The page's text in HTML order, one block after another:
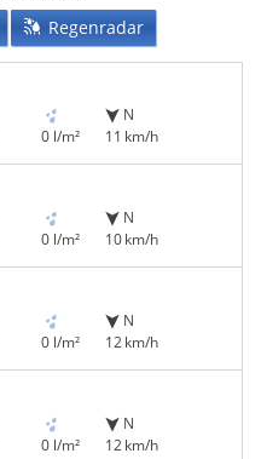
Regenradar
0 l/m²
N
11 km/h
0 l/m²
N
10 km/h
0 l/m²
N
12 km/h
0 l/m²
N
12 km/h